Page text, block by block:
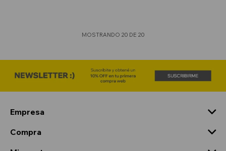
MOSTRANDO 20 DE 20
Empresa
Compra